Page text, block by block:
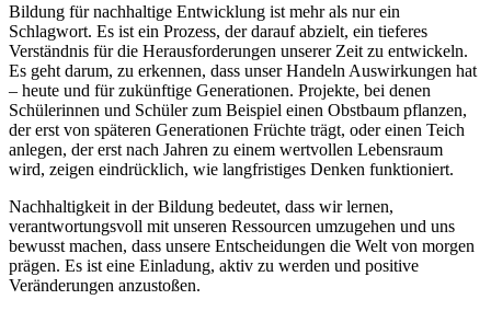
Bildung für nachhaltige Entwicklung ist mehr als nur ein
Schlagwort. Es ist ein Prozess, der darauf abzielt, ein tieferes
Verständnis für die Herausforderungen unserer Zeit zu entwickeln.
Es geht darum, zu erkennen, dass unser Handeln Auswirkungen hat
– heute und für zukünftige Generationen. Projekte, bei denen
Schülerinnen und Schüler zum Beispiel einen Obstbaum pflanzen,
der erst von späteren Generationen Früchte trägt, oder einen Teich
anlegen, der erst nach Jahren zu einem wertvollen Lebensraum
wird, zeigen eindrücklich, wie langfristiges Denken funktioniert.
Nachhaltigkeit in der Bildung bedeutet, dass wir lernen,
verantwortungsvoll mit unseren Ressourcen umzugehen und uns
bewusst machen, dass unsere Entscheidungen die Welt von morgen
prägen. Es ist eine Einladung, aktiv zu werden und positive
Veränderungen anzustoßen.